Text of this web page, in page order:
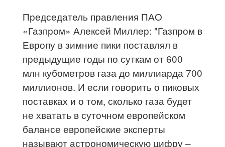
Председатель правления ПАО
«Газпром» Алексей Миллер: "Газпром в
Европу в зимние пики поставлял в
предыдущие годы по суткам от 600
млн кубометров газа до миллиарда 700
миллионов. И если говорить о пиковых
поставках и о том, сколько газа будет
не хватать в суточном европейском
балансе европейские эксперты
называют астрономическую цифру –